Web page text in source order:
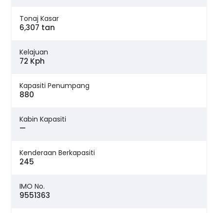
Tonaj Kasar
6,307 tan
Kelajuan
72 Kph
Kapasiti Penumpang
880
Kabin Kapasiti
—
Kenderaan Berkapasiti
245
IMO No.
9551363